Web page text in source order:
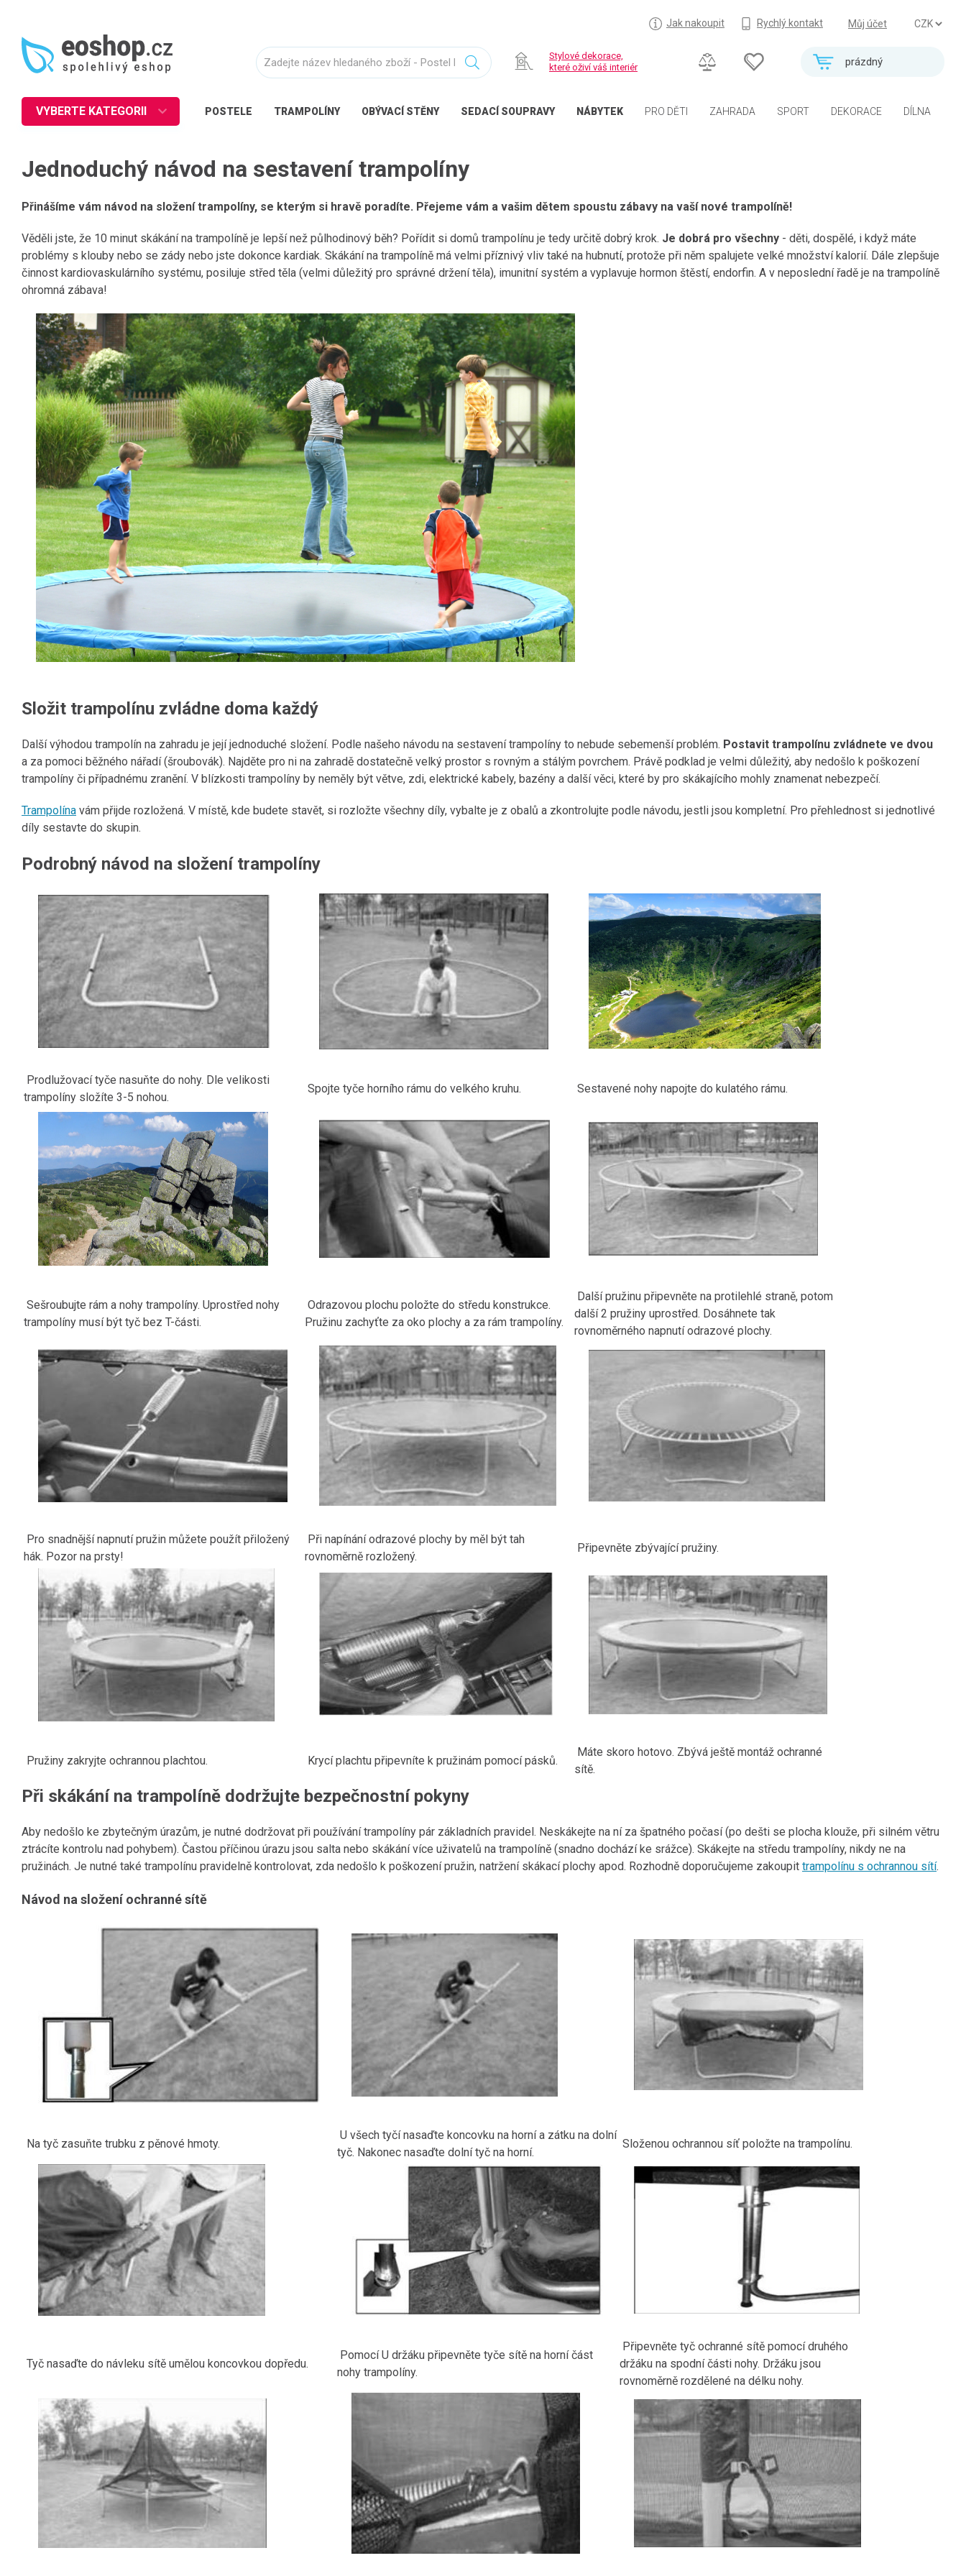
Můj účet
Jak nakoupit Rychlý kontakt
prázdný
Stylové dekorace,
které oživí váš interiér
POSTELE TRAMPOLÍNY OBÝVACÍ STĚNY SEDACÍ SOUPRAVY NÁBYTEK PRO DĚTI ZAHRADA SPORT DEKORACE DÍLNA
VYBERTE KATEGORII
Kuchyně
Obývací pokoj
Dětské zboží
Předsíň a chodba
Pracovna a kancelář
Zahrada
Balkon a terasa
Dílna
Auto-moto
Dekorace
Textil, koberce
Svítidla, žárovky
Trampolíny
Sedací vaky
Sport, outdoor
Všechny kategorie
Jednoduchý návod na sestavení trampolíny
Přinášíme vám návod na složení trampolíny, se kterým si hravě poradíte. Přejeme vám a vašim dětem spoustu zábavy na vaší nové trampolíně!
Věděli jste, že 10 minut skákání na trampolíně je lepší než půlhodinový běh? Pořídit si domů trampolínu je tedy určitě dobrý krok. Je dobrá pro všechny - děti, dospělé, i když máte
problémy s klouby nebo se zády nebo jste dokonce kardiak. Skákání na trampolíně má velmi příznivý vliv také na hubnutí, protože při něm spalujete velké množství kalorií. Dále zlepšuje
činnost kardiovaskulárního systému, posiluje střed těla (velmi důležitý pro správné držení těla), imunitní systém a vyplavuje hormon štěstí, endorfin. A v neposlední řadě je na trampolíně
ohromná zábava!
Složit trampolínu zvládne doma každý
Další výhodou trampolín na zahradu je její jednoduché složení. Podle našeho návodu na sestavení trampolíny to nebude sebemenší problém. Postavit trampolínu zvládnete ve dvou
a za pomoci běžného nářadí (šroubovák). Najděte pro ni na zahradě dostatečně velký prostor s rovným a stálým povrchem. Právě podklad je velmi důležitý, aby nedošlo k poškození
trampolíny či případnému zranění. V blízkosti trampolíny by neměly být větve, zdi, elektrické kabely, bazény a další věci, které by pro skákajícího mohly znamenat nebezpečí.
Trampolína vám přijde rozložená. V místě, kde budete stavět, si rozložte všechny díly, vybalte je z obalů a zkontrolujte podle návodu, jestli jsou kompletní. Pro přehlednost si jednotlivé
díly sestavte do skupin.
Podrobný návod na složení trampolíny
Prodlužovací tyče nasuňte do nohy. Dle velikosti
trampolíny složíte 3-5 nohou.
Spojte tyče horního rámu do velkého kruhu. Sestavené nohy napojte do kulatého rámu.
Sešroubujte rám a nohy trampolíny. Uprostřed nohy
trampolíny musí být tyč bez T-části.
Odrazovou plochu položte do středu konstrukce.
Pružinu zachyťte za oko plochy a za rám trampolíny.
Další pružinu připevněte na protilehlé straně, potom
další 2 pružiny uprostřed. Dosáhnete tak
rovnoměrného napnutí odrazové plochy.
Pro snadnější napnutí pružin můžete použít přiložený
hák. Pozor na prsty!
Při napínání odrazové plochy by měl být tah
rovnoměrně rozložený.
Připevněte zbývající pružiny.
Pružiny zakryjte ochrannou plachtou. Krycí plachtu připevníte k pružinám pomocí pásků.
Máte skoro hotovo. Zbývá ještě montáž ochranné
sítě.
Při skákání na trampolíně dodržujte bezpečnostní pokyny
Aby nedošlo ke zbytečným úrazům, je nutné dodržovat při používání trampolíny pár základních pravidel. Neskákejte na ní za špatného počasí (po dešti se plocha klouže, při silném větru
ztrácíte kontrolu nad pohybem). Častou příčinou úrazu jsou salta nebo skákání více uživatelů na trampolíně (snadno dochází ke srážce). Skákejte na středu trampolíny, nikdy ne na
pružinách. Je nutné také trampolínu pravidelně kontrolovat, zda nedošlo k poškození pružin, natržení skákací plochy apod. Rozhodně doporučujeme zakoupit trampolínu s ochrannou sítí.
Návod na složení ochranné sítě
Na tyč zasuňte trubku z pěnové hmoty.
U všech tyčí nasaďte koncovku na horní a zátku na dolní
tyč. Nakonec nasaďte dolní tyč na horní.
Složenou ochrannou síť položte na trampolínu.
Tyč nasaďte do návleku sítě umělou koncovkou dopředu.
Pomocí U držáku připevněte tyče sítě na horní část
nohy trampolíny.
Připevněte tyč ochranné sítě pomocí druhého
držáku na spodní části nohy. Držáku jsou
rovnoměrně rozdělené na délku nohy.